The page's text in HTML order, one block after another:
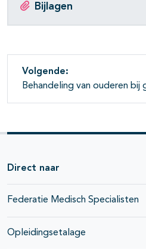
Bijlagen
Volgende:
Behandeling van ouderen
Direct naar
Federatie Medisch Specialisten
Opleidingsetalage